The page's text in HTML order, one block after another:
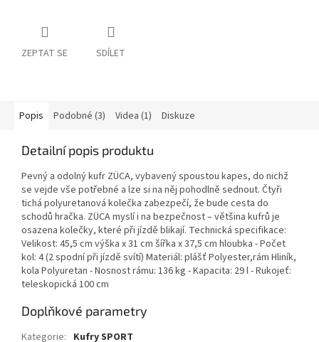
ZEPTAT SE SDÍLET
Popis Podobné (3) Videa (1) Diskuze
Detailní popis produktu
Pevný a odolný kufr ZÜCA, vybavený spoustou kapes, do nichž
se vejde vše potřebné a lze si na něj pohodlně sednout. Čtyři
tichá polyuretanová kolečka zabezpečí, že bude cesta do
schodů hračka. ZÜCA myslí i na bezpečnost – většina kufrů je
osazena kolečky, které při jízdě blikají. Technická specifikace:
Velikost: 45,5 cm výška x 31 cm šířka x 37,5 cm hloubka - Počet
kol: 4 (2 spodní při jízdě svítí) Materiál: plášť Polyester,rám Hliník,
kola Polyuretan - Nosnost rámu: 136 kg - Kapacita: 29 l - Rukojeť:
teleskopická 100 cm
Doplňkové parametry
Kategorie: Kufry SPORT